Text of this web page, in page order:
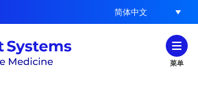
简体中文
菜单